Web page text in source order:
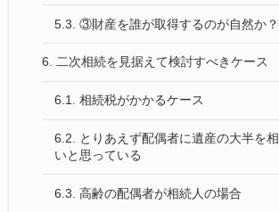
5.3. ③財産を誰が取得するのが自然か？
6. 二次相続を見据えて検討すべきケース
6.1. 相続税がかかるケース
6.2.
とりあえず配偶者に遺産の大半を
いと思っている
6.3. 高齢の配偶者が相続人の場合